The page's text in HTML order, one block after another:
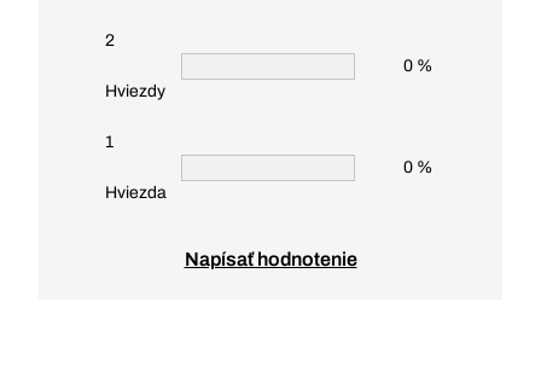
2
Hviezdy
0 %
1
Hviezda
0 %
Napísať hodnotenie